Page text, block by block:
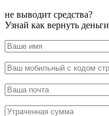
не выводит средства?
Узнай как вернуть деньги